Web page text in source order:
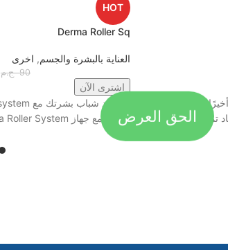
وصل أقوى
تمامًا! 🔥
HOT
Derma Roller Sq
العناية بالبشرة والجسم, اخرى
90 ج.م
اشترى الآن
شبابكِ مع جهاز Derma Roller System الثوري! يعمل على تحفيز
الحق العرض